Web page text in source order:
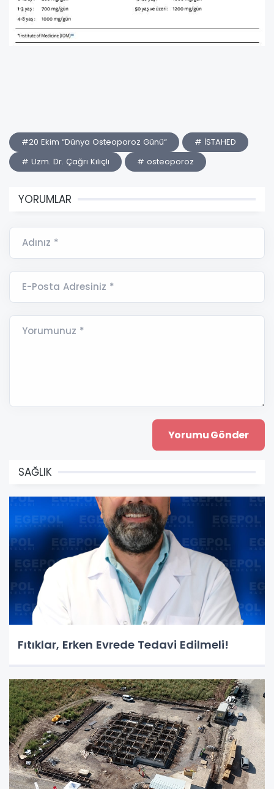
#20 Ekim “Dünya Osteoporoz Günü“
# İSTAHED
# Uzm. Dr. Çağrı Kılıçlı
# osteoporoz
YORUMLAR
Adınız *
E-Posta Adresiniz *
Yorumunuz *
SAĞLIK
Fıtıklar, Erken Evrede Tedavi Edilmeli!